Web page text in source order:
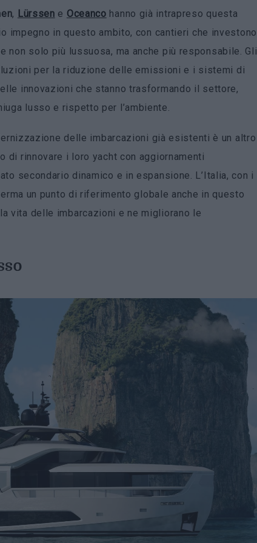
, Lürssen e Oceanco hanno già intrapreso questa
impegno in questo ambito, con cantieri che investono
non solo più lussuosa, ma anche più responsabile. Gli
per la riduzione delle emissioni e i sistemi di
innovazioni che stanno trasformando il settore,
lusso e rispetto per l’ambiente.
delle imbarcazioni già esistenti è un altro
di rinnovare i loro yacht con aggiornamenti
secondario dinamico e in espansione. L’Italia, con i
un punto di riferimento globale anche in questo
vita delle imbarcazioni e ne migliorano le